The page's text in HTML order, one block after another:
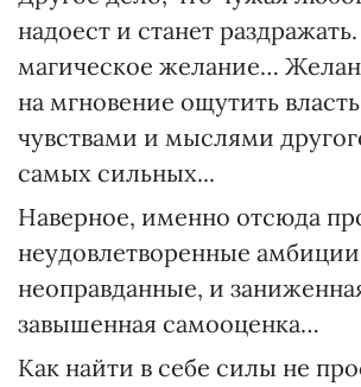
надоест и станет
магическое желание…
на мгновение ощутить
чувствами и мыслями
самых сильных...
Наверное, именно отсюда
неудовлетворенные
неоправданные, и
завышенная самооценка…
Как найти в себе силы не